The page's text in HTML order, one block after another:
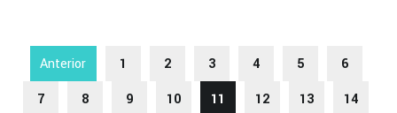
Anterior 1 2 3 4 5
6
7
8 9 10 11 12 13
14